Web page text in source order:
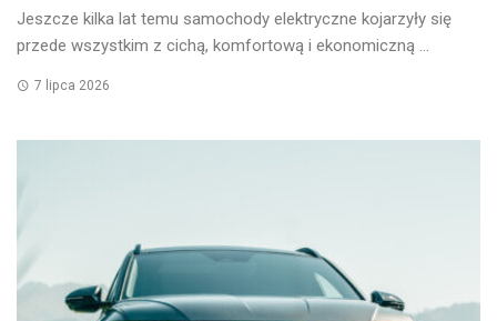
Jeszcze kilka lat temu samochody elektryczne kojarzyły się
przede wszystkim z cichą, komfortową i ekonomiczną ...
7 lipca 2026